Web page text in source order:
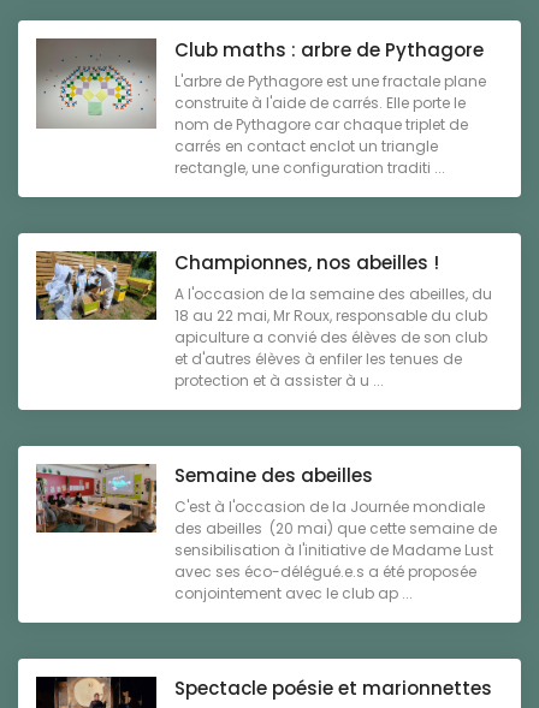
Club maths : arbre de Pythagore
L'arbre de Pythagore est une fractale plane
construite à l'aide de carrés. Elle porte le
nom de Pythagore car chaque triplet de
carrés en contact enclot un triangle
rectangle, une configuration traditi ...
Championnes, nos abeilles !
A l'occasion de la semaine des abeilles, du
18 au 22 mai, Mr Roux, responsable du club
apiculture a convié des élèves de son club
et d'autres élèves à enfiler les tenues de
protection et à assister à u ...
Semaine des abeilles
C'est à l'occasion de la Journée mondiale
des abeilles (20 mai) que cette semaine de
sensibilisation à l'initiative de Madame Lust
avec ses éco-délégué.e.s a été proposée
conjointement avec le club ap ...
Spectacle poésie et marionnettes